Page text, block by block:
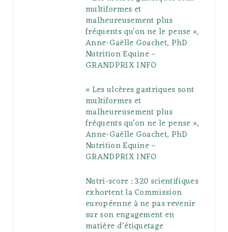
P
l
s
r
a
m
e
s
multiformes et
malheureusement plus
fréquents qu’on ne le pense »,
Anne-Gaëlle Goachet, PhD
Nutrition Equine –
GRANDPRIX INFO
« Les ulcères gastriques sont
multiformes et
malheureusement plus
fréquents qu’on ne le pense »,
Anne-Gaëlle Goachet, PhD
Nutrition Equine –
GRANDPRIX INFO
Nutri-score : 320 scientifiques
exhortent la Commission
européenne à ne pas revenir
sur son engagement en
matière d’étiquetage